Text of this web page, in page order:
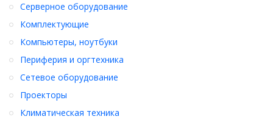
Серверное оборудование
Комплектующие
Компьютеры, ноутбуки
Периферия и оргтехника
Сетевое оборудование
Проекторы
Климатическая техника